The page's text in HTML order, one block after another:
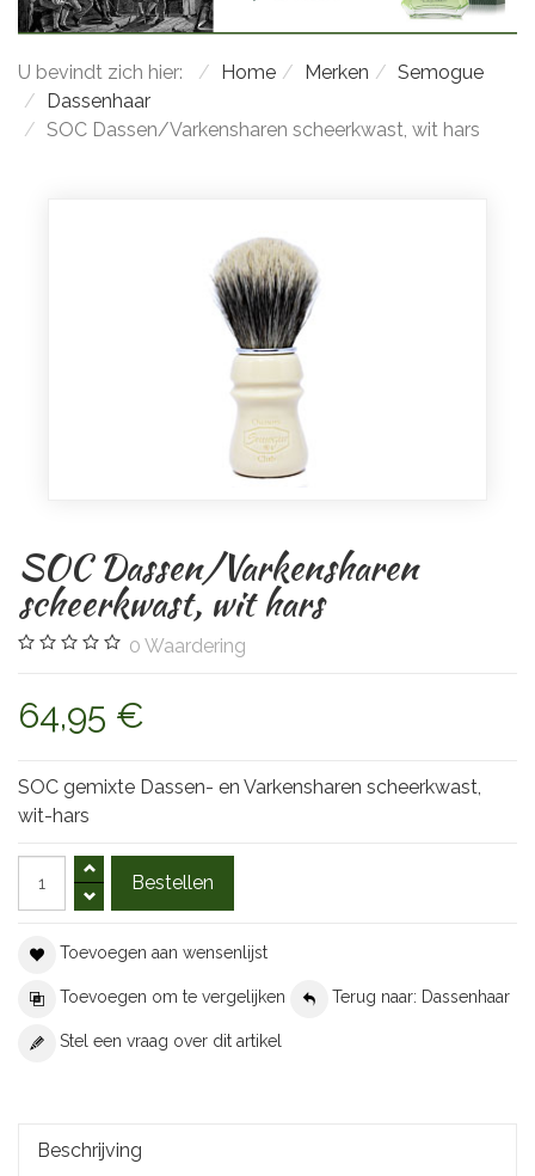
U bevindt zich hier: Home Merken
Semogue
Dassenhaar
SOC Dassen/Varkensharen scheerkwast, wit hars
SOC Dassen/Varkensharen
scheerkwast, wit hars
0 Waardering
64,95 €
SOC gemixte Dassen- en Varkensharen scheerkwast,
wit-hars
Toevoegen aan wensenlijst
Toevoegen om te vergelijken Terug naar: Dassenhaar
Stel een vraag over dit artikel
Beschrijving